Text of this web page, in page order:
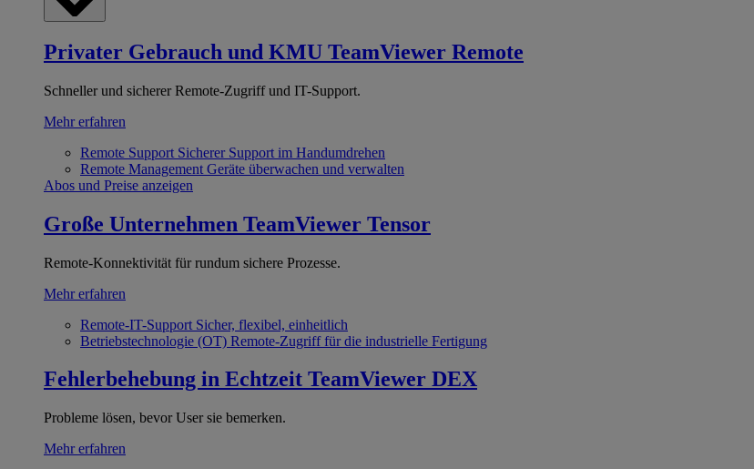
Privater Gebrauch und KMU TeamViewer Remote
Schneller und sicherer Remote-Zugriff und IT-Support.
Mehr erfahren
Remote Support Sicherer Support im Handumdrehen
Remote Management Geräte überwachen und verwalten
Abos und Preise anzeigen
Große Unternehmen TeamViewer Tensor
Remote-Konnektivität für rundum sichere Prozesse.
Mehr erfahren
Remote-IT-Support Sicher, flexibel, einheitlich
Betriebstechnologie (OT) Remote-Zugriff für die industrielle Fertigung
Fehlerbehebung in Echtzeit TeamViewer DEX
Probleme lösen, bevor User sie bemerken.
Mehr erfahren